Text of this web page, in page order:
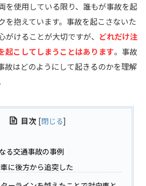
を使用している限り、誰もが事故を起
を抱えています。事故を起こさないた
がけることが大切ですが、 どれだけ注
起こしてしまうことはあります。事故
故はどのようにして起きるのかを理解
目次 [閉じる]
る交通事故の事例
に後方から追突した